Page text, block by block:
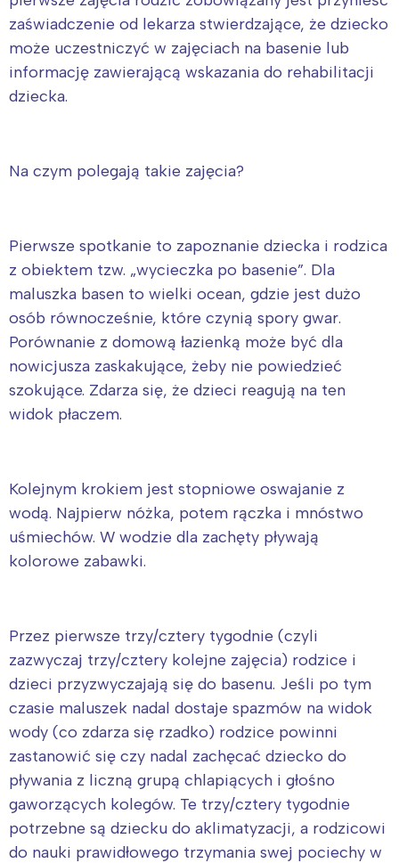
zaświadczenie od lekarza stwierdzające, że dziecko
może uczestniczyć w zajęciach na basenie lub
informację zawierającą wskazania do rehabilitacji
dziecka.
Na czym polegają takie zajęcia?
Pierwsze spotkanie to zapoznanie dziecka i rodzica
z obiektem tzw. „wycieczka po basenie”. Dla
maluszka basen to wielki ocean, gdzie jest dużo
osób równocześnie, które czynią spory gwar.
Porównanie z domową łazienką może być dla
nowicjusza zaskakujące, żeby nie powiedzieć
szokujące. Zdarza się, że dzieci reagują na ten
widok płaczem.
Kolejnym krokiem jest stopniowe oswajanie z
wodą. Najpierw nóżka, potem rączka i mnóstwo
uśmiechów. W wodzie dla zachęty pływają
kolorowe zabawki.
Przez pierwsze trzy/cztery tygodnie (czyli
zazwyczaj trzy/cztery kolejne zajęcia) rodzice i
dzieci przyzwyczajają się do basenu. Jeśli po tym
czasie maluszek nadal dostaje spazmów na widok
wody (co zdarza się rzadko) rodzice powinni
zastanowić się czy nadal zachęcać dziecko do
pływania z liczną grupą chlapiących i głośno
gaworzących kolegów. Te trzy/cztery tygodnie
potrzebne są dziecku do aklimatyzacji, a rodzicowi
do nauki prawidłowego trzymania swej pociechy w